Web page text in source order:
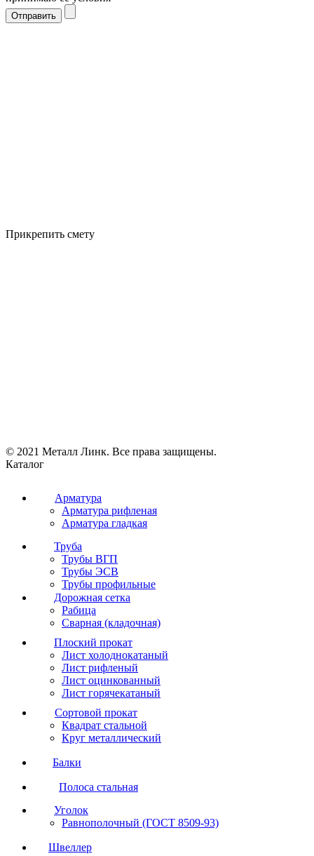
Отправить
Прикрепить смету
© 2021 Металл Линк. Все права защищены.
Каталог
Арматура
Арматура рифленая
Арматура гладкая
Труба
Трубы ВГП
Трубы ЭСВ
Трубы профильные
Дорожная сетка
Рабица
Сварная (кладочная)
Плоский прокат
Лист холоднокатаный
Лист рифленый
Лист оцинкованный
Лист горячекатаный
Сортовой прокат
Квадрат стальной
Круг металлический
Балки
Полоса стальная
Уголок
Равнополочный (ГОСТ 8509-93)
Швеллер